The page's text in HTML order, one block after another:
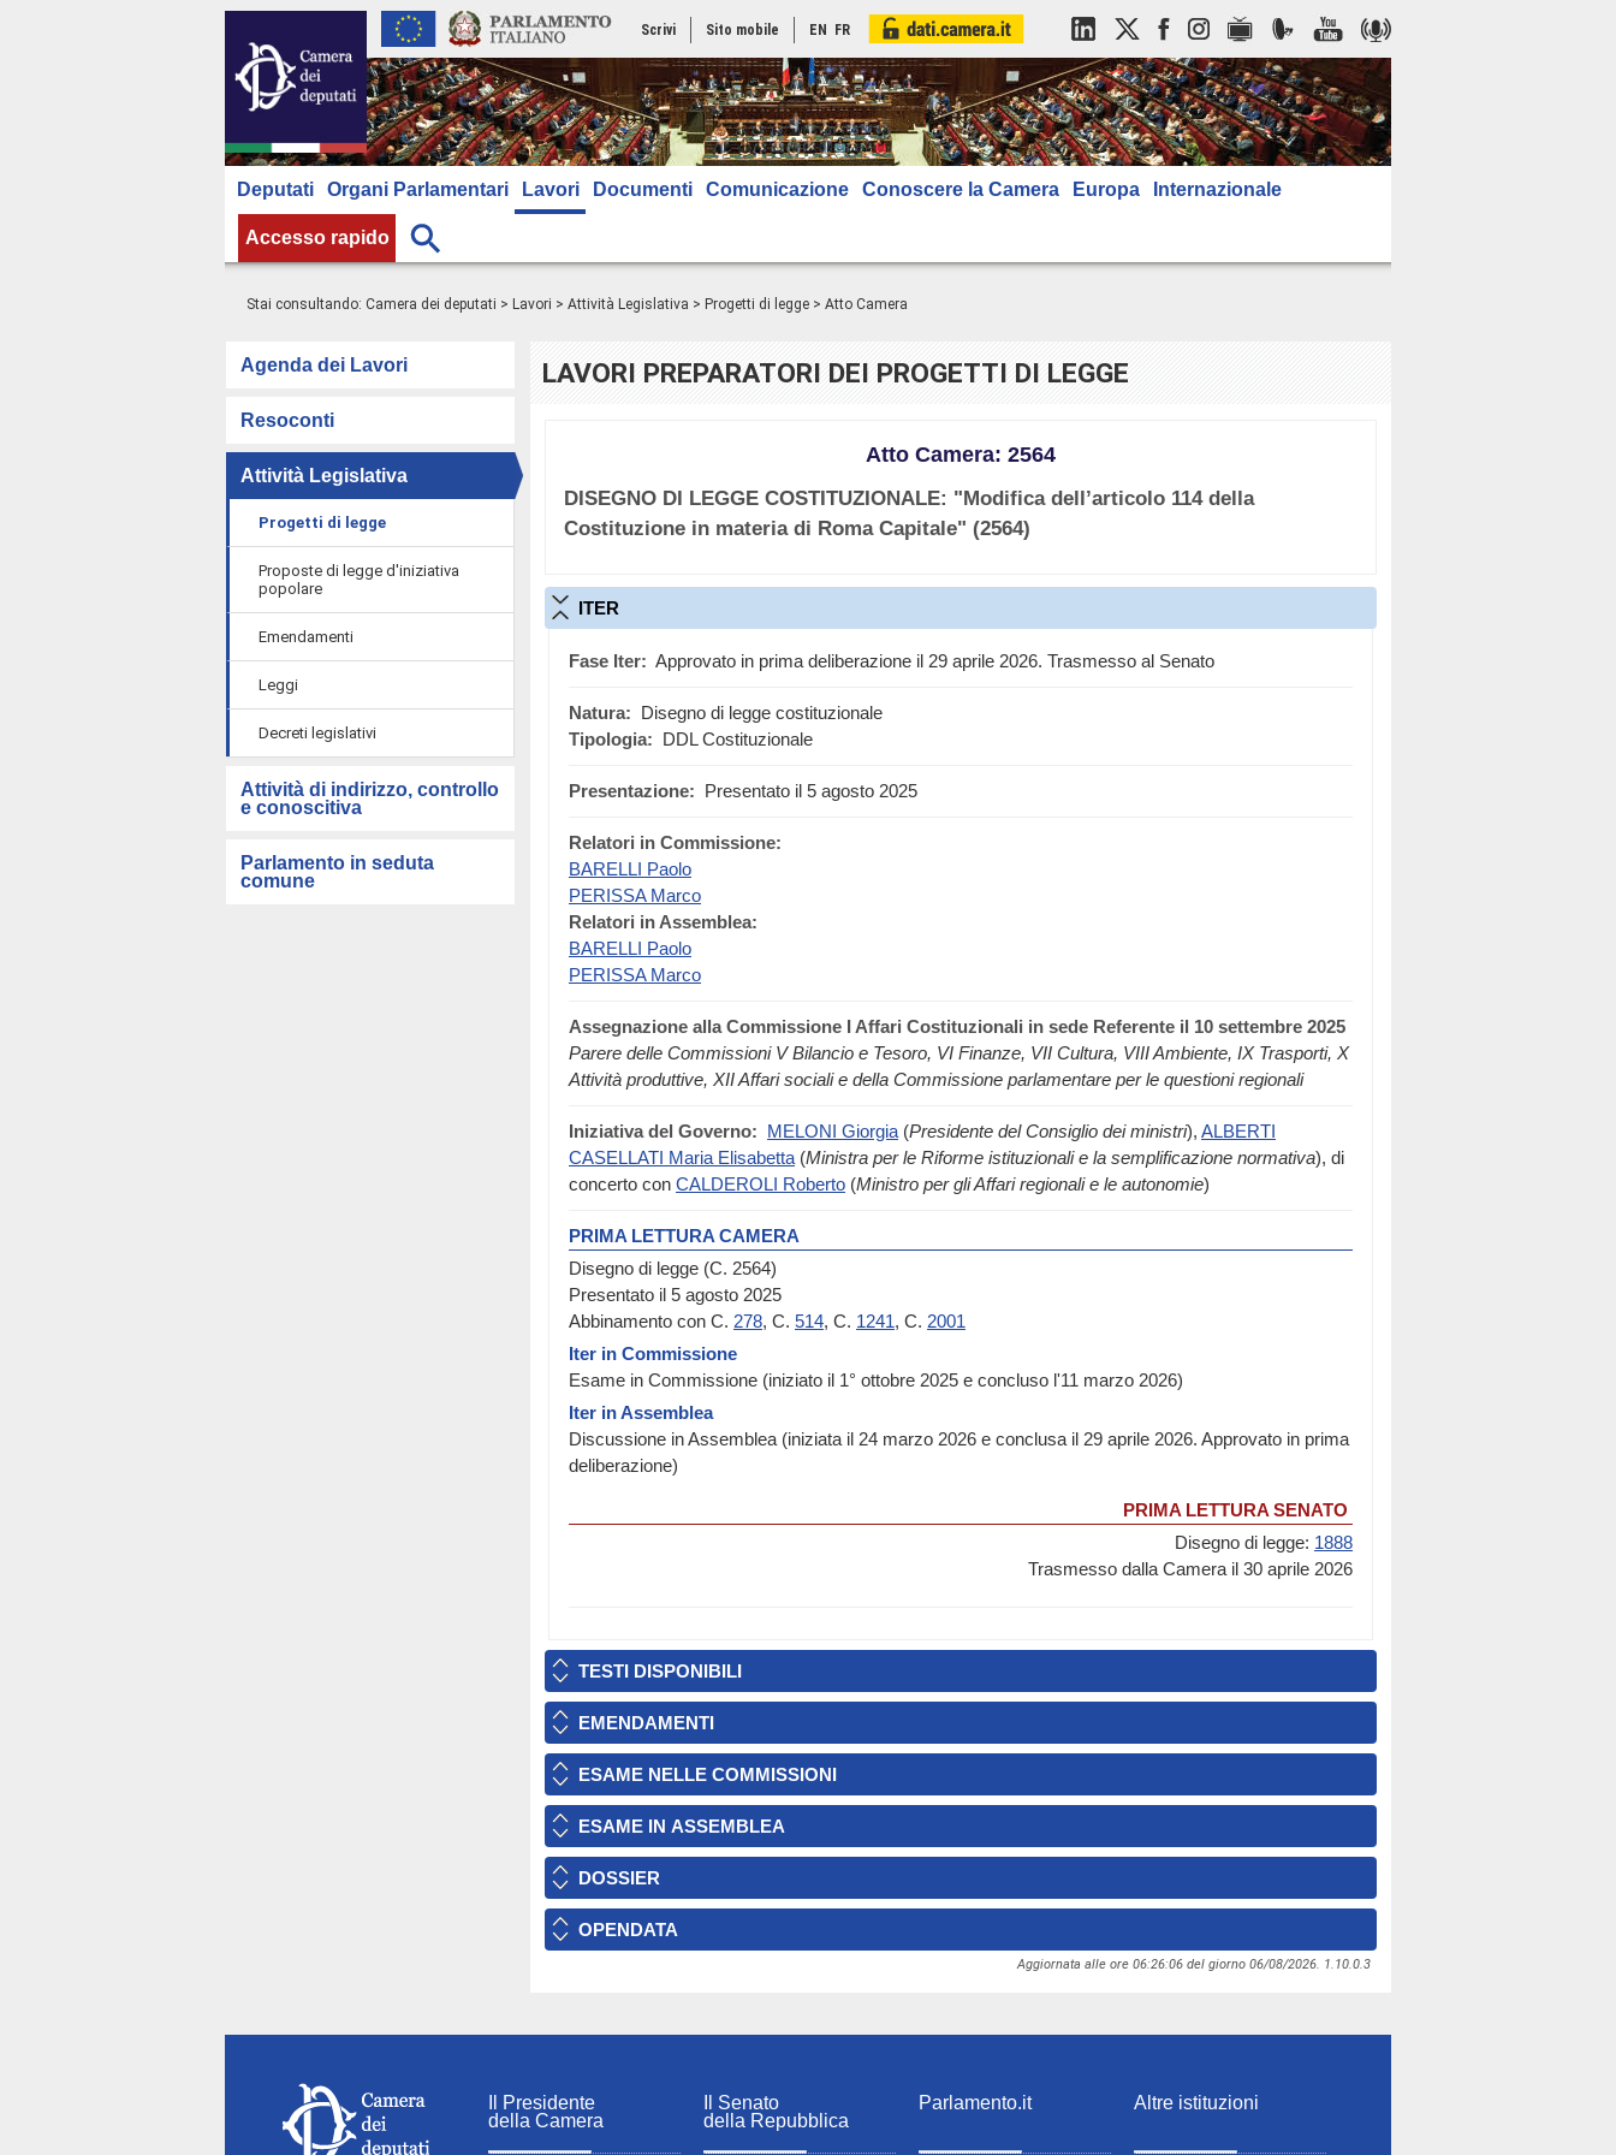
Scrivi Sito mobile EN FR
Deputati Organi Parlamentari Lavori Documenti Comunicazione Conoscere la Camera Europa Internazionale
Accesso rapido
Stai consultando: Camera dei deputati > Lavori > Attività Legislativa > Progetti di legge > Atto Camera
Agenda dei Lavori
Resoconti
Attività Legislativa
Progetti di legge
Proposte di legge d'iniziativa
popolare
Emendamenti
Leggi
Decreti legislativi
Attività di indirizzo, controllo
e conoscitiva
Parlamento in seduta
comune
LAVORI PREPARATORI DEI PROGETTI DI LEGGE
Atto Camera: 2564
DISEGNO DI LEGGE COSTITUZIONALE: "Modifica dell’articolo 114 della
Costituzione in materia di Roma Capitale" (2564)
ITER
Fase Iter: Approvato in prima deliberazione il 29 aprile 2026. Trasmesso al Senato
Natura: Disegno di legge costituzionale
Tipologia: DDL Costituzionale
Presentazione: Presentato il 5 agosto 2025
Relatori in Commissione:
BARELLI Paolo
PERISSA Marco
Relatori in Assemblea:
BARELLI Paolo
PERISSA Marco
Assegnazione alla Commissione I Affari Costituzionali in sede Referente il 10 settembre 2025
Parere delle Commissioni V Bilancio e Tesoro, VI Finanze, VII Cultura, VIII Ambiente, IX Trasporti, X
Attività produttive, XII Affari sociali e della Commissione parlamentare per le questioni regionali
Iniziativa del Governo: MELONI Giorgia (Presidente del Consiglio dei ministri), ALBERTI
CASELLATI Maria Elisabetta (Ministra per le Riforme istituzionali e la semplificazione normativa), di
concerto con CALDEROLI Roberto (Ministro per gli Affari regionali e le autonomie)
PRIMA LETTURA CAMERA
Disegno di legge (C. 2564)
Presentato il 5 agosto 2025
Abbinamento con C. 278, C. 514, C. 1241, C. 2001
Iter in Commissione
Esame in Commissione (iniziato il 1° ottobre 2025 e concluso l'11 marzo 2026)
Iter in Assemblea
Discussione in Assemblea (iniziata il 24 marzo 2026 e conclusa il 29 aprile 2026. Approvato in prima
deliberazione)
PRIMA LETTURA SENATO
Disegno di legge: 1888
Trasmesso dalla Camera il 30 aprile 2026
TESTI DISPONIBILI
EMENDAMENTI
ESAME NELLE COMMISSIONI
ESAME IN ASSEMBLEA
DOSSIER
OPENDATA
Aggiornata alle ore 06:26:06 del giorno 06/08/2026. 1.10.0.3
Il Presidente
della Camera
Il Senato
della Repubblica
Parlamento.it Altre istituzioni